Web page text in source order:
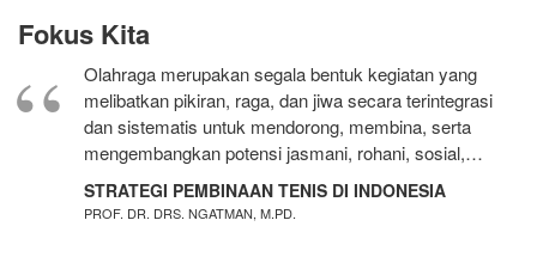
Fokus Kita
Olahraga merupakan segala bentuk kegiatan yang
melibatkan pikiran, raga, dan jiwa secara terintegrasi
dan sistematis untuk mendorong, membina, serta
mengembangkan potensi jasmani, rohani, sosial,…
STRATEGI PEMBINAAN TENIS DI INDONESIA
PROF. DR. DRS. NGATMAN, M.PD.